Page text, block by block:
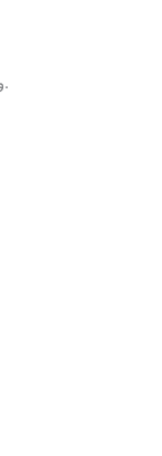
ويمكنك التعرف على استاندات عرض متميزة اخرى فالمعرفة والمقارنة هما من يساعدنا فى اختيار ما يناسبنا.